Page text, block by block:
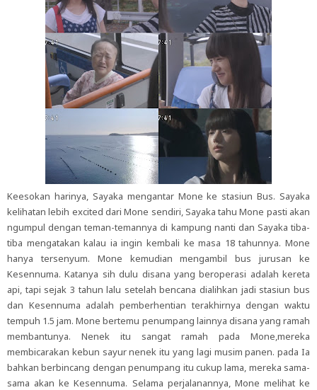
Keesokan harinya, Sayaka mengantar Mone ke stasiun Bus. Sayaka
kelihatan lebih excited dari Mone sendiri, Sayaka tahu Mone pasti akan
ngumpul dengan teman-temannya di kampung nanti dan Sayaka tiba-
tiba mengatakan kalau ia ingin kembali ke masa 18 tahunnya. Mone
hanya tersenyum. Mone kemudian mengambil bus jurusan ke
Kesennuma. Katanya sih dulu disana yang beroperasi adalah kereta
api, tapi sejak 3 tahun lalu setelah bencana dialihkan jadi stasiun bus
dan Kesennuma adalah pemberhentian terakhirnya dengan waktu
tempuh 1.5 jam. Mone bertemu penumpang lainnya disana yang ramah
membantunya. Nenek itu sangat ramah pada Mone,mereka
membicarakan kebun sayur nenek itu yang lagi musim panen. pada Ia
bahkan berbincang dengan penumpang itu cukup lama, mereka sama-
sama akan ke Kesennuma. Selama perjalanannya, Mone melihat ke